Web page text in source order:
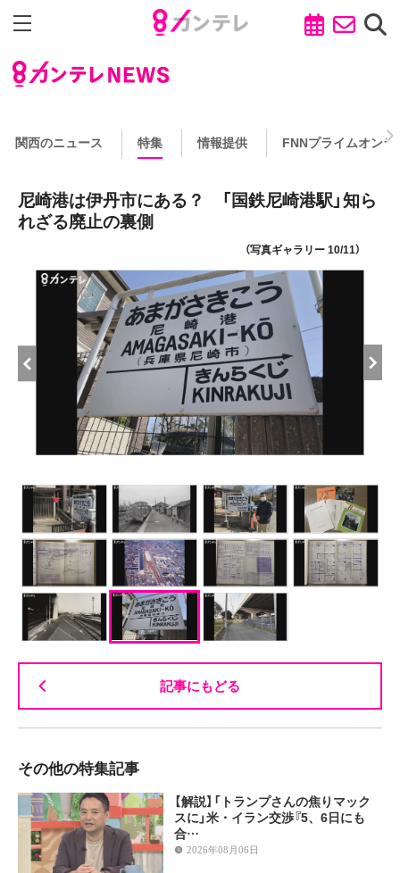
関西のニュース 特集 情報提供 FNNプライムオンラ
尼崎港は伊丹市にある？ 「国鉄尼崎港駅」知ら
れざる廃止の裏側
（写真ギャラリー 10/11）
記事にもどる
その他の特集記事
【解説】「トランプさんの焦りマック
スに」米・イラン交渉『5、6日にも
合…
2026年08月06日